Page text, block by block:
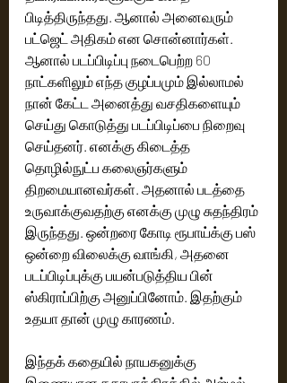
பிடித்திருந்தது. ஆனால் அனைவரும்
பட்ஜெட் அதிகம் என சொன்னார்கள்.
ஆனால் படப்பிடிப்பு நடைபெற்ற 60
நாட்களிலும் எந்த குழப்பமும் இல்லாமல்
நான் கேட்ட அனைத்து வசதிகளையும்
செய்து கொடுத்து படப்பிடிப்பை நிறைவு
செய்தனர். எனக்கு கிடைத்த
தொழில்நுட்ப கலைஞர்களும்
திறமையானவர்கள். அதனால் படத்தை
உருவாக்குவதற்கு எனக்கு முழு சுதந்திரம்
இருந்தது. ஒன்றரை கோடி ரூபாய்க்கு பஸ்
ஒன்றை விலைக்கு வாங்கி, அதனை
படப்பிடிப்புக்கு பயன்படுத்திய பின்
ஸ்கிராப்பிற்கு அனுப்பினோம். இதற்கும்
உதயா தான் முழு காரணம்.
இந்தக் கதையில் நாயகனுக்கு